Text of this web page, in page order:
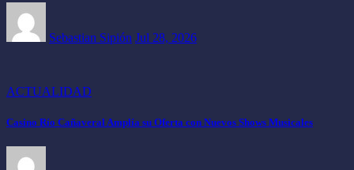
Sebastian Sipión Jul 28, 2026
ACTUALIDAD
Casino Río Cañaveral Amplía su Oferta con Nuevos Shows Musicales